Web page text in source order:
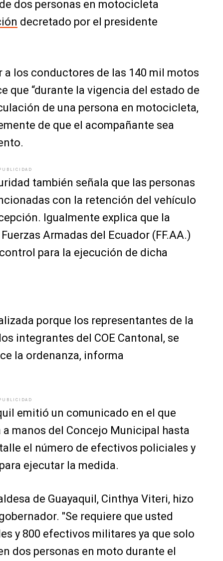
dos personas en motocicleta
decretado por el presidente
a los conductores de las 140 mil motos
que “durante la vigencia del estado de
de una persona en motocicleta,
de que el acompañante sea
también señala que las personas
con la retención del vehículo
Igualmente explica que la
Armadas del Ecuador (FF.AA.)
para la ejecución de dicha
porque los representantes de la
integrantes del COE Cantonal, se
la ordenanza, informa
emitió un comunicado en el que
manos del Concejo Municipal hasta
el número de efectivos policiales y
ejecutar la medida.
de Guayaquil, Cinthya Viteri, hizo
"Se requiere que usted
y 800 efectivos militares ya que solo
dos personas en moto durante el